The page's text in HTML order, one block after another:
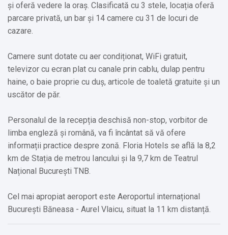
și oferă vedere la oraș. Clasificată cu 3 stele, locația oferă
parcare privată, un bar și 14 camere cu 31 de locuri de
cazare.
Camere sunt dotate cu aer condiționat, WiFi gratuit,
televizor cu ecran plat cu canale prin cablu, dulap pentru
haine, o baie proprie cu duș, articole de toaletă gratuite și un
uscător de păr.
Personalul de la recepția deschisă non-stop, vorbitor de
limba engleză și română, va fi încântat să vă ofere
informații practice despre zonă. Floria Hotels se află la 8,2
km de Stația de metrou Iancului și la 9,7 km de Teatrul
Național București TNB.
Cel mai apropiat aeroport este Aeroportul internațional
București Băneasa - Aurel Vlaicu, situat la 11 km distanță.